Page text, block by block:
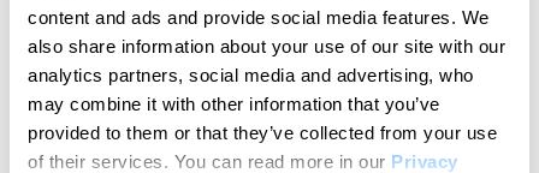
content and ads and provide social media features. We
also share information about your use of our site with our
analytics partners, social media and advertising, who
may combine it with other information that you’ve
provided to them or that they’ve collected from your use
of their services. You can read more in our Privacy
How does it work?
In einfachen Schritten zu deinem Workflow
für automatische Zeiterfassung